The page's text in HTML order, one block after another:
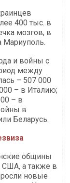
400 тыс. в
мозгов, в
Мариуполь.
и войны с
между
– 507 000
– в Италию;
– в
в
Беларусь.
общины
США, а также в
новые